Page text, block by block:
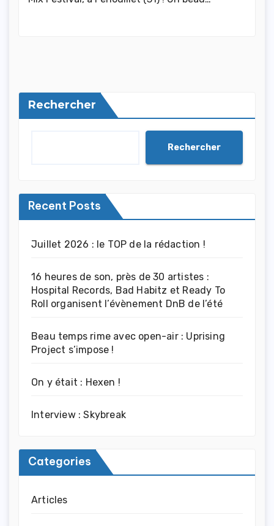
Rechercher
Rechercher
Recent Posts
Juillet 2026 : le TOP de la rédaction !
16 heures de son, près de 30 artistes :
Hospital Records, Bad Habitz et Ready To
Roll organisent l’évènement DnB de l’été
Beau temps rime avec open-air : Uprising
Project s’impose !
On y était : Hexen !
Interview : Skybreak
Categories
Articles